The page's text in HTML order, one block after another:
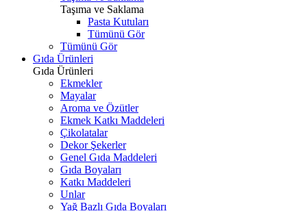
Taşıma ve Saklama
Pasta Kutuları
Tümünü Gör
Tümünü Gör
Gıda Ürünleri
Gıda Ürünleri
Ekmekler
Mayalar
Aroma ve Özütler
Ekmek Katkı Maddeleri
Çikolatalar
Dekor Şekerler
Genel Gıda Maddeleri
Gıda Boyaları
Katkı Maddeleri
Unlar
Yağ Bazlı Gıda Boyaları